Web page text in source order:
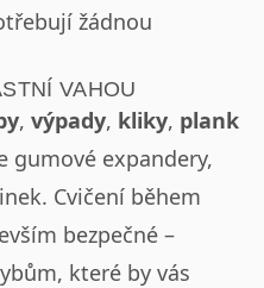
žádnou
VAHOU
, výpady, kliky, plank
gumové expandery,
Cvičení během
bezpečné –
které by vás